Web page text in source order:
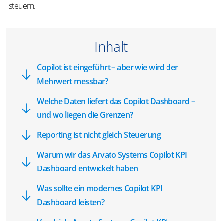
steuern.
Inhalt
Copilot ist eingeführt – aber wie wird der
Mehrwert messbar?
Welche Daten liefert das Copilot Dashboard –
und wo liegen die Grenzen?
Reporting ist nicht gleich Steuerung
Warum wir das Arvato Systems Copilot KPI
Dashboard entwickelt haben
Was sollte ein modernes Copilot KPI
Dashboard leisten?